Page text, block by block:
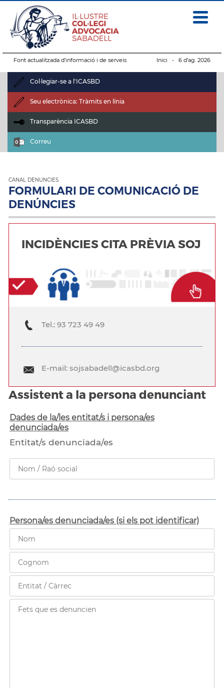
Font actualitzada d’informació i de serveis Inici - 6 d’ag. 2026
Col·legiar-se a l'ICASBD
Seu electrònica: Tràmits en línia
Transparència ICASBD
Correu
CANAL DENUNCIES
FORMULARI DE COMUNICACIÓ DE
DENÚNCIES
INCIDÈNCIES CITA PRÈVIA SOJ
Tel.: 93 723 49 49
E-mail: sojsabadell@icasbd.org
Assistent a la persona denunciant
Dades de la/les entitat/s i persona/es
denunciada/es
Entitat/s denunciada/es
Persona/es denunciada/es (si els pot identificar)